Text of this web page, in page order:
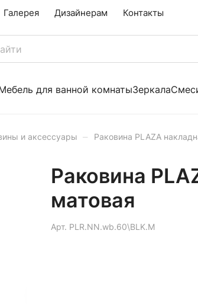
Галерея Дизайнерам Контакты
для ванной комнатыЗеркала
и аксессуары – Раковина PLAZA
Раковина
матовая
Арт. PLR.NN.wb.60\BLK.M